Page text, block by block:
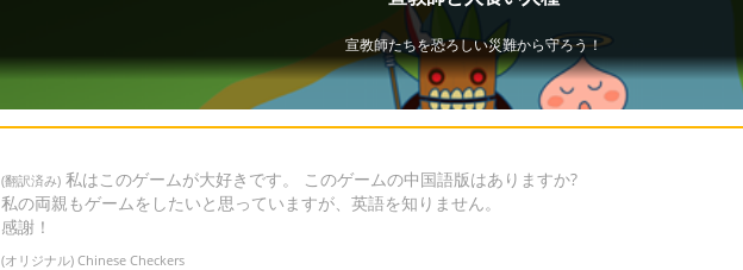
(翻訳済み) 私はこのゲームが大好きです。 このゲームの中国語版はありますか?
私の両親もゲームをしたいと思っていますが、英語を知りません。
感謝！
(オリジナル) Chinese Checkers